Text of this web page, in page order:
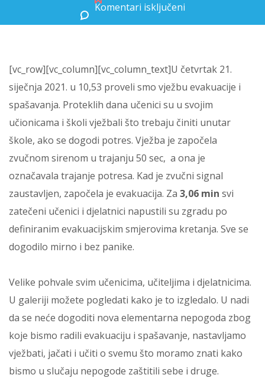
Komentari isključeni
[vc_row][vc_column][vc_column_text]U četvrtak 21.
siječnja 2021. u 10,53 proveli smo vježbu evakuacije i
spašavanja. Proteklih dana učenici su u svojim
učionicama i školi vježbali što trebaju činiti unutar
škole, ako se dogodi potres. Vježba je započela
zvučnom sirenom u trajanju 50 sec, a ona je
označavala trajanje potresa. Kad je zvučni signal
zaustavljen, započela je evakuacija. Za 3,06 min svi
zatečeni učenici i djelatnici napustili su zgradu po
definiranim evakuacijskim smjerovima kretanja. Sve se
dogodilo mirno i bez panike.
Velike pohvale svim učenicima, učiteljima i djelatnicima.
U galeriji možete pogledati kako je to izgledalo. U nadi
da se neće dogoditi nova elementarna nepogoda zbog
koje bismo radili evakuaciju i spašavanje, nastavljamo
vježbati, jačati i učiti o svemu što moramo znati kako
bismo u slučaju nepogode zaštitili sebe i druge.